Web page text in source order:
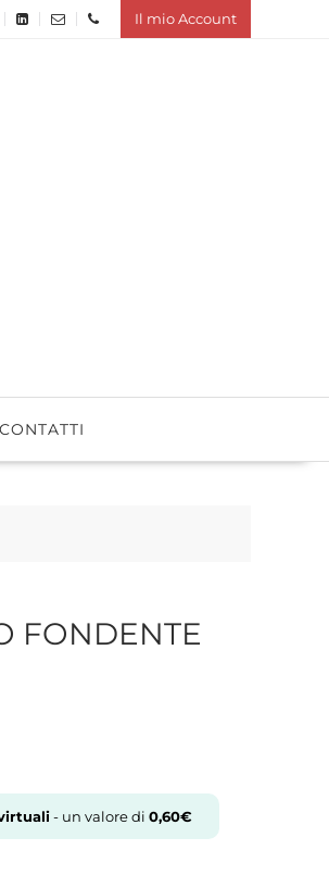
Il mio Account
CONTATTI
FONDENTE
- un valore di 0,60€